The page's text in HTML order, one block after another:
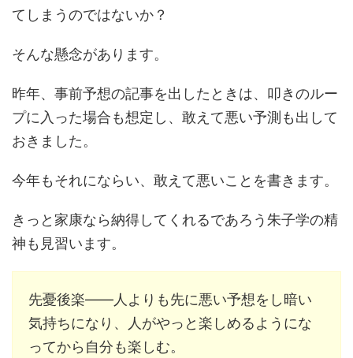
てしまうのではないか？
そんな懸念があります。
昨年、事前予想の記事を出したときは、叩きのルー
プに入った場合も想定し、敢えて悪い予測も出して
おきました。
今年もそれにならい、敢えて悪いことを書きます。
きっと家康なら納得してくれるであろう朱子学の精
神も見習います。
先憂後楽――人よりも先に悪い予想をし暗い
気持ちになり、人がやっと楽しめるようにな
ってから自分も楽しむ。